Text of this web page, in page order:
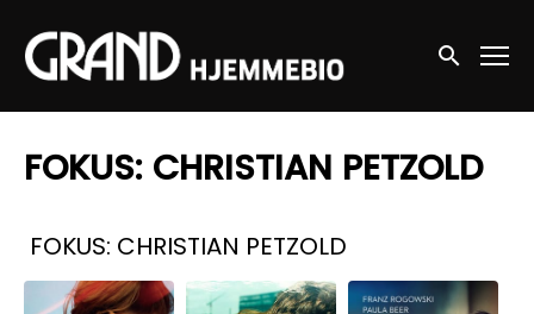
Accessibility Links
Søg nu
FOKUS: CHRISTIAN PETZOLD
Samlinger
FOKUS: CHRISTIAN PETZOLD